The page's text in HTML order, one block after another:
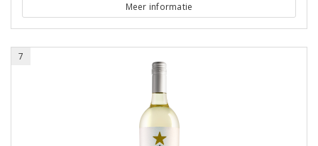
Meer informatie
7